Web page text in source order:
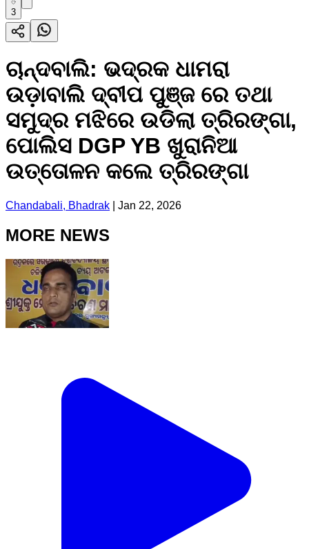
3
ଚାନ୍ଦବାଲି: ଭଦ୍ରକ ଧାମରା
ଉଡ଼ାବାଲି ଦ୍ବୀପ ପୁଞ୍ଜ ରେ ତଥା
ସମୁଦ୍ର ମଝିରେ ଉଡିଲା ତ୍ରିରଙ୍ଗା,
ପୋଲିସ DGP YB ଖୁରାନିଆ
ଉତ୍ତୋଳନ କଲେ ତ୍ରିରଙ୍ଗା
Chandabali, Bhadrak Jan 22, 2026
MORE NEWS